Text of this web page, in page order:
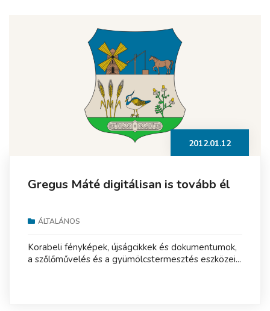
2012.01.12
Gregus Máté digitálisan is tovább él
ÁLTALÁNOS
Korabeli fényképek, újságcikkek és dokumentumok,
a szőlőművelés és a gyümölcstermesztés eszközei...